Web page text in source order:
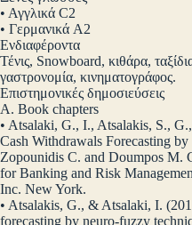
• Αγγλικά C2
• Γερμανικά A2
Ενδιαφέροντα
Τένις, Snowboard, κιθάρα,
γαστρονομία, κινηματογράφος.
Επιστημονικές δημοσιεύσεις
A. Book chapters
• Atsalaki, G., I., Atsalakis, S.,
Cash Withdrawals Forecasting
Zopounidis C. and Doumpοs M.
for Banking and Risk
Inc. New York.
• Atsalakis, G., & Atsalaki, I.
forecasting by neuro-fuzzy